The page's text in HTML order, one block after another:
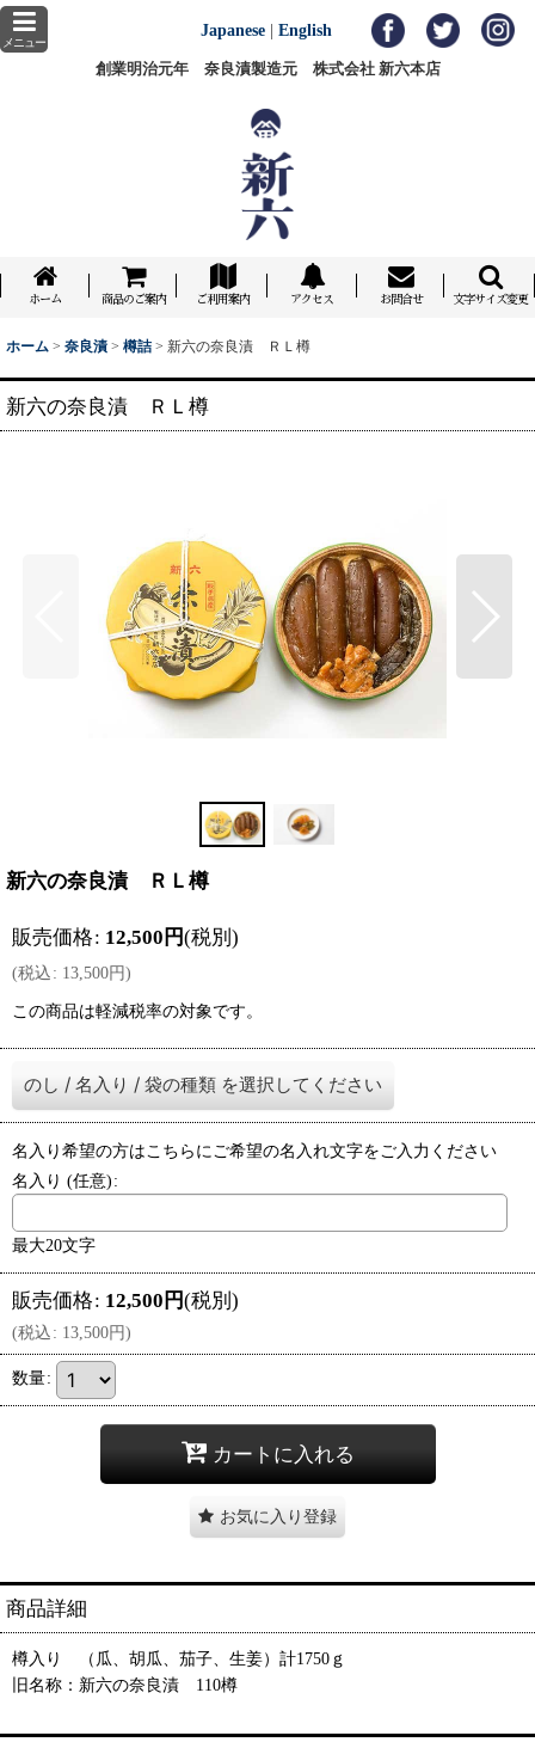
メニュー
創業明治元年 奈良漬製造元 株式会社 新六本店
Japanese |English
ホーム 商品のご案内 ご利用案内 アクセス お問合せ 文字サイズ変更
ホーム > 奈良漬 > 樽詰 > 新六の奈良漬 ＲＬ樽
新六の奈良漬 ＲＬ樽
新六の奈良漬 ＲＬ樽
販売価格: 12,500 円(税別)
(税込: 13,500円)
この商品は軽減税率の対象です。
のし / 名入り / 袋の種類 を選択してください
名入り希望の方はこちらにご希望の名入れ文字をご入力ください
名入り (任意):
最大20文字
販売価格: 12,500 円(税別)
(税込: 13,500円)
数量:
カートに入れる
お気に入り登録
商品詳細
樽入り （瓜、胡瓜、茄子、生姜）計1750ｇ
旧名称：新六の奈良漬 110樽